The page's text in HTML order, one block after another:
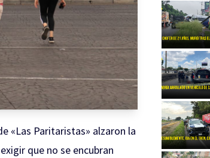
«Las Paritaristas» alzaron la
que no se encubran